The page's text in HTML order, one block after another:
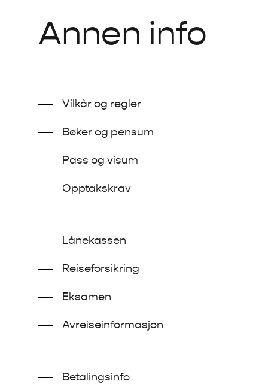
Annen info
Vilkår og regler
Bøker og pensum
Pass og visum
Opptakskrav
Lånekassen
Reiseforsikring
Eksamen
Avreiseinformasjon
Betalingsinfo